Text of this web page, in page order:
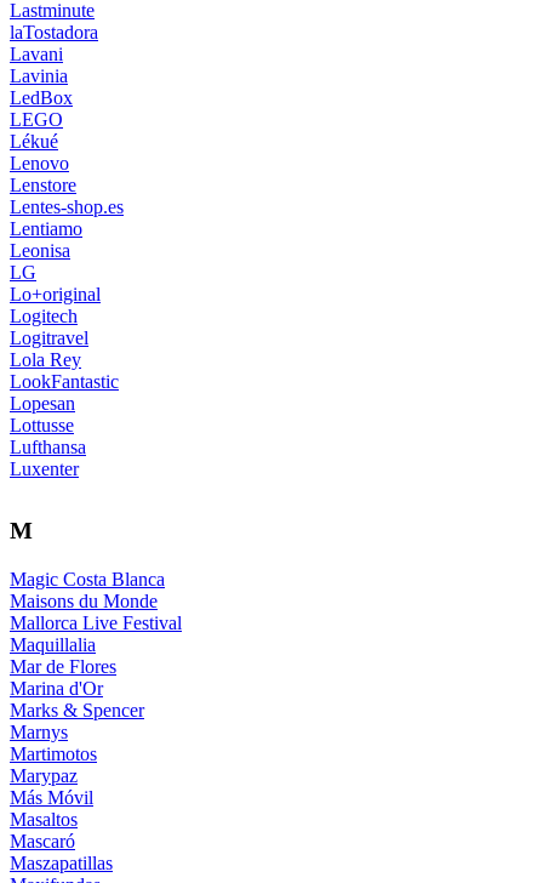
Lastminute
laTostadora
Lavani
Lavinia
LedBox
LEGO
Lékué
Lenovo
Lenstore
Lentes-shop.es
Lentiamo
Leonisa
LG
Lo+original
Logitech
Logitravel
Lola Rey
LookFantastic
Lopesan
Lottusse
Lufthansa
Luxenter
M
Magic Costa Blanca
Maisons du Monde
Mallorca Live Festival
Maquillalia
Mar de Flores
Marina d'Or
Marks & Spencer
Marnys
Martimotos
Marypaz
Más Móvil
Masaltos
Mascaró
Maszapatillas